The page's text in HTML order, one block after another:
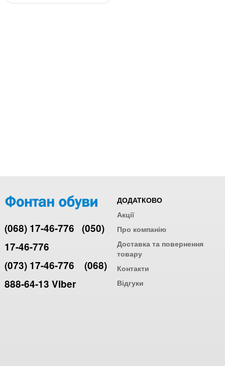
(068) 17-46-776 (050)
17-46-776
(073) 17-46-776
(068)
888-64-13 Viber
ДОДАТКОВО
Акції
Про компанію
Доставка та повернення
товару
Контакти
Відгуки